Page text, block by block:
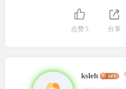
点赞 5 分享
ksleh